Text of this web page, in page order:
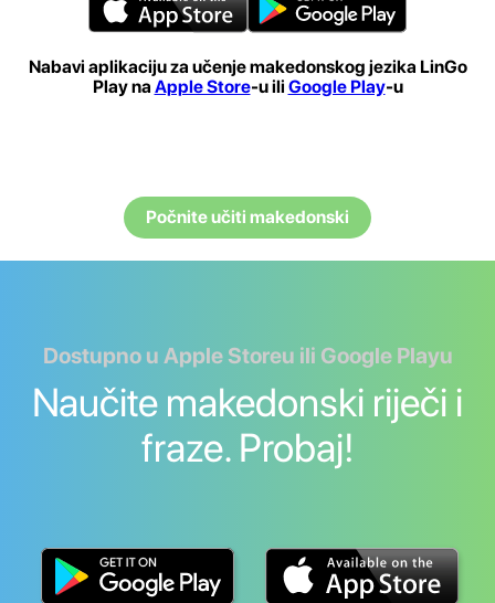
Nabavi aplikaciju za učenje makedonskog jezika LinGo
Play na Apple Store-u ili Google Play-u
Počnite učiti makedonski
Dostupno u Apple Storeu ili Google Playu
Naučite makedonski riječi i
fraze. Probaj!